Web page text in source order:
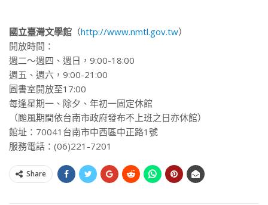
國立臺灣文學館 （http://www.nmtl.gov.tw）
開放時間：
週二～週四、週日，9:00-18:00
週五、週六，9:00-21:00
圖書室開放至17:00
每逢星期一、除夕、年初一固定休館
（颱風期間依台南市政府發布不上班之日亦休館）
館址：70041台南市中西區中正路1號
服務電話：(06)221-7201
Share